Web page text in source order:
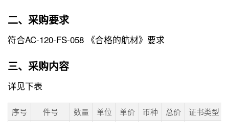
二、采购要求
符合AC-120-FS-058 《合格的航材》要求
三、采购内容
详见下表
序号 件号 数量 单位 单价 币种 总价 证书类型